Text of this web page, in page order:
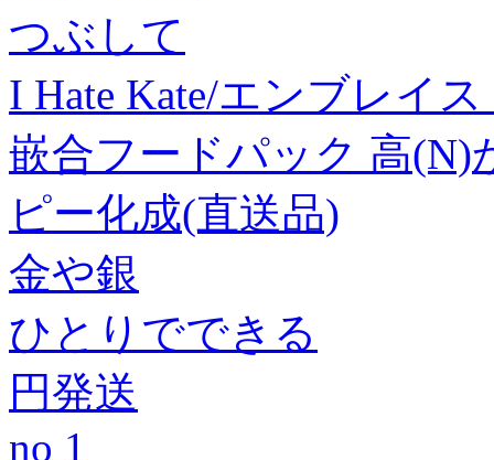
つぶして
I Hate Kate/エンブレイ
嵌合フードパック 高(N)
ピー化成(直送品)
金や銀
ひとりでできる
円発送
no 1